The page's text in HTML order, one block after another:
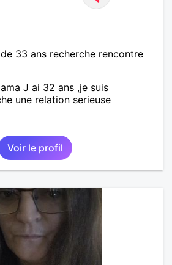
33 ans recherche rencontre
J ai 32 ans ,je suis
une relation serieuse
Voir le profil